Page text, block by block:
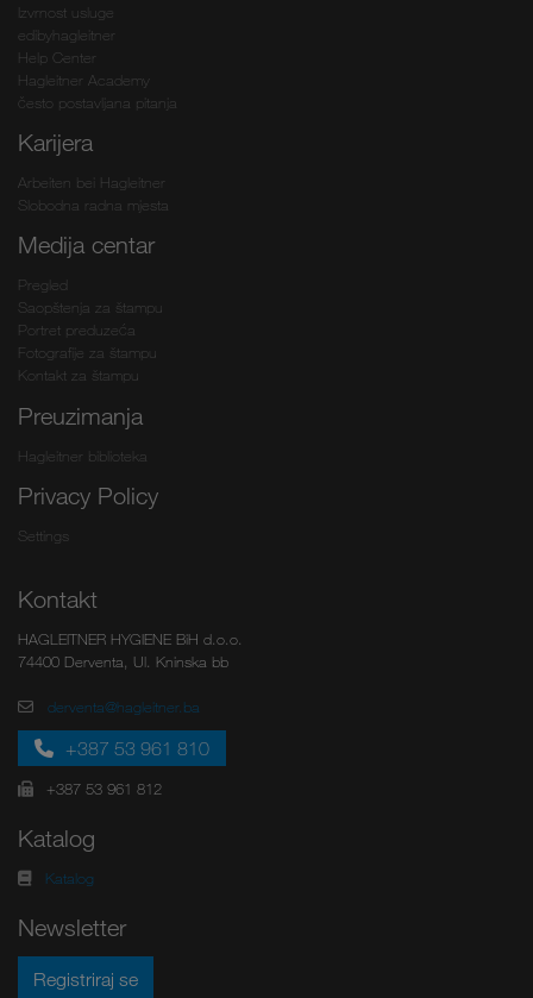
Izvrnost usluge
edibyhagleitner
Help Center
Hagleitner Academy
često postavljana pitanja
Karijera
Arbeiten bei Hagleitner
Slobodna radna mjesta
Medija centar
Pregled
Saopštenja za štampu
Portret preduzeća
Fotografije za štampu
Kontakt za štampu
Preuzimanja
Hagleitner biblioteka
Privacy Policy
Settings
Kontakt
HAGLEITNER HYGIENE BiH d.o.o.
74400 Derventa, Ul. Kninska bb
derventa@hagleitner.ba
+387 53 961 810
+387 53 961 812
Katalog
Katalog
Newsletter
Registriraj se